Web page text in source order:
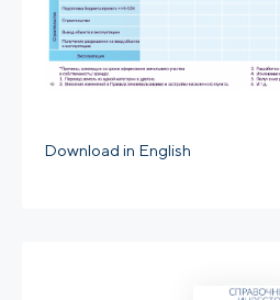
Download in English